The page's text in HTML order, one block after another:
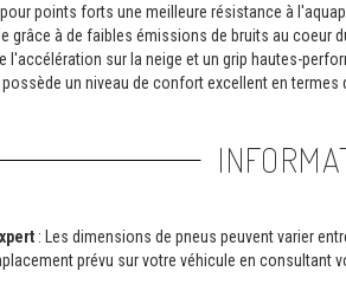
points forts une meilleure résistance à
grâce à de faibles émissions de bruits au coeur
l'accélération sur la neige et un grip hautes-
un niveau de confort excellent en
: Les dimensions de pneus peuvent varier
prévu sur votre véhicule en consultant